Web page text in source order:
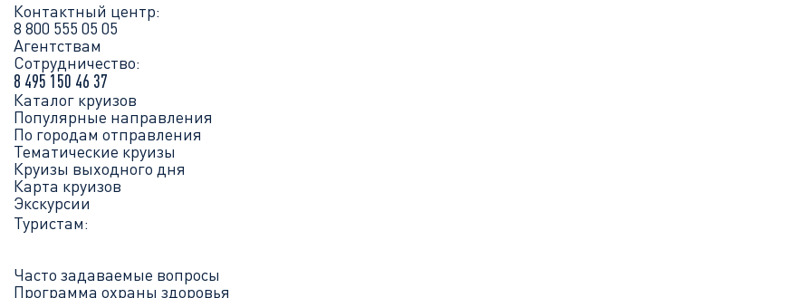
Контактный центр:
8 800 555 05 05
Агентствам
Сотрудничество:
8 495 150 46 37
Каталог круизов
Популярные направления
По городам отправления
Тематические круизы
Круизы выходного дня
Карта круизов
Экскурсии
Туристам:
Часто задаваемые вопросы
Программа охраны здоровья